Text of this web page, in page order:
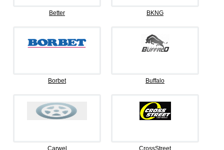
Better BKNG
Borbet Buffalo
Carwel CrossStreet